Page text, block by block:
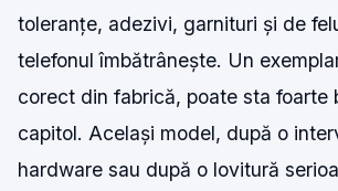
toleranțe, adezivi, garnituri și de
telefonul îmbătrânește. Un
corect din fabrică, poate sta foarte
capitol. Același model, după o
hardware sau după o lovitură